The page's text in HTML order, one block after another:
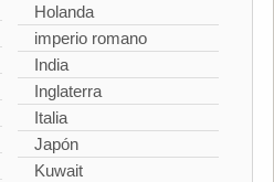
Holanda
imperio romano
India
Inglaterra
Italia
Japón
Kuwait